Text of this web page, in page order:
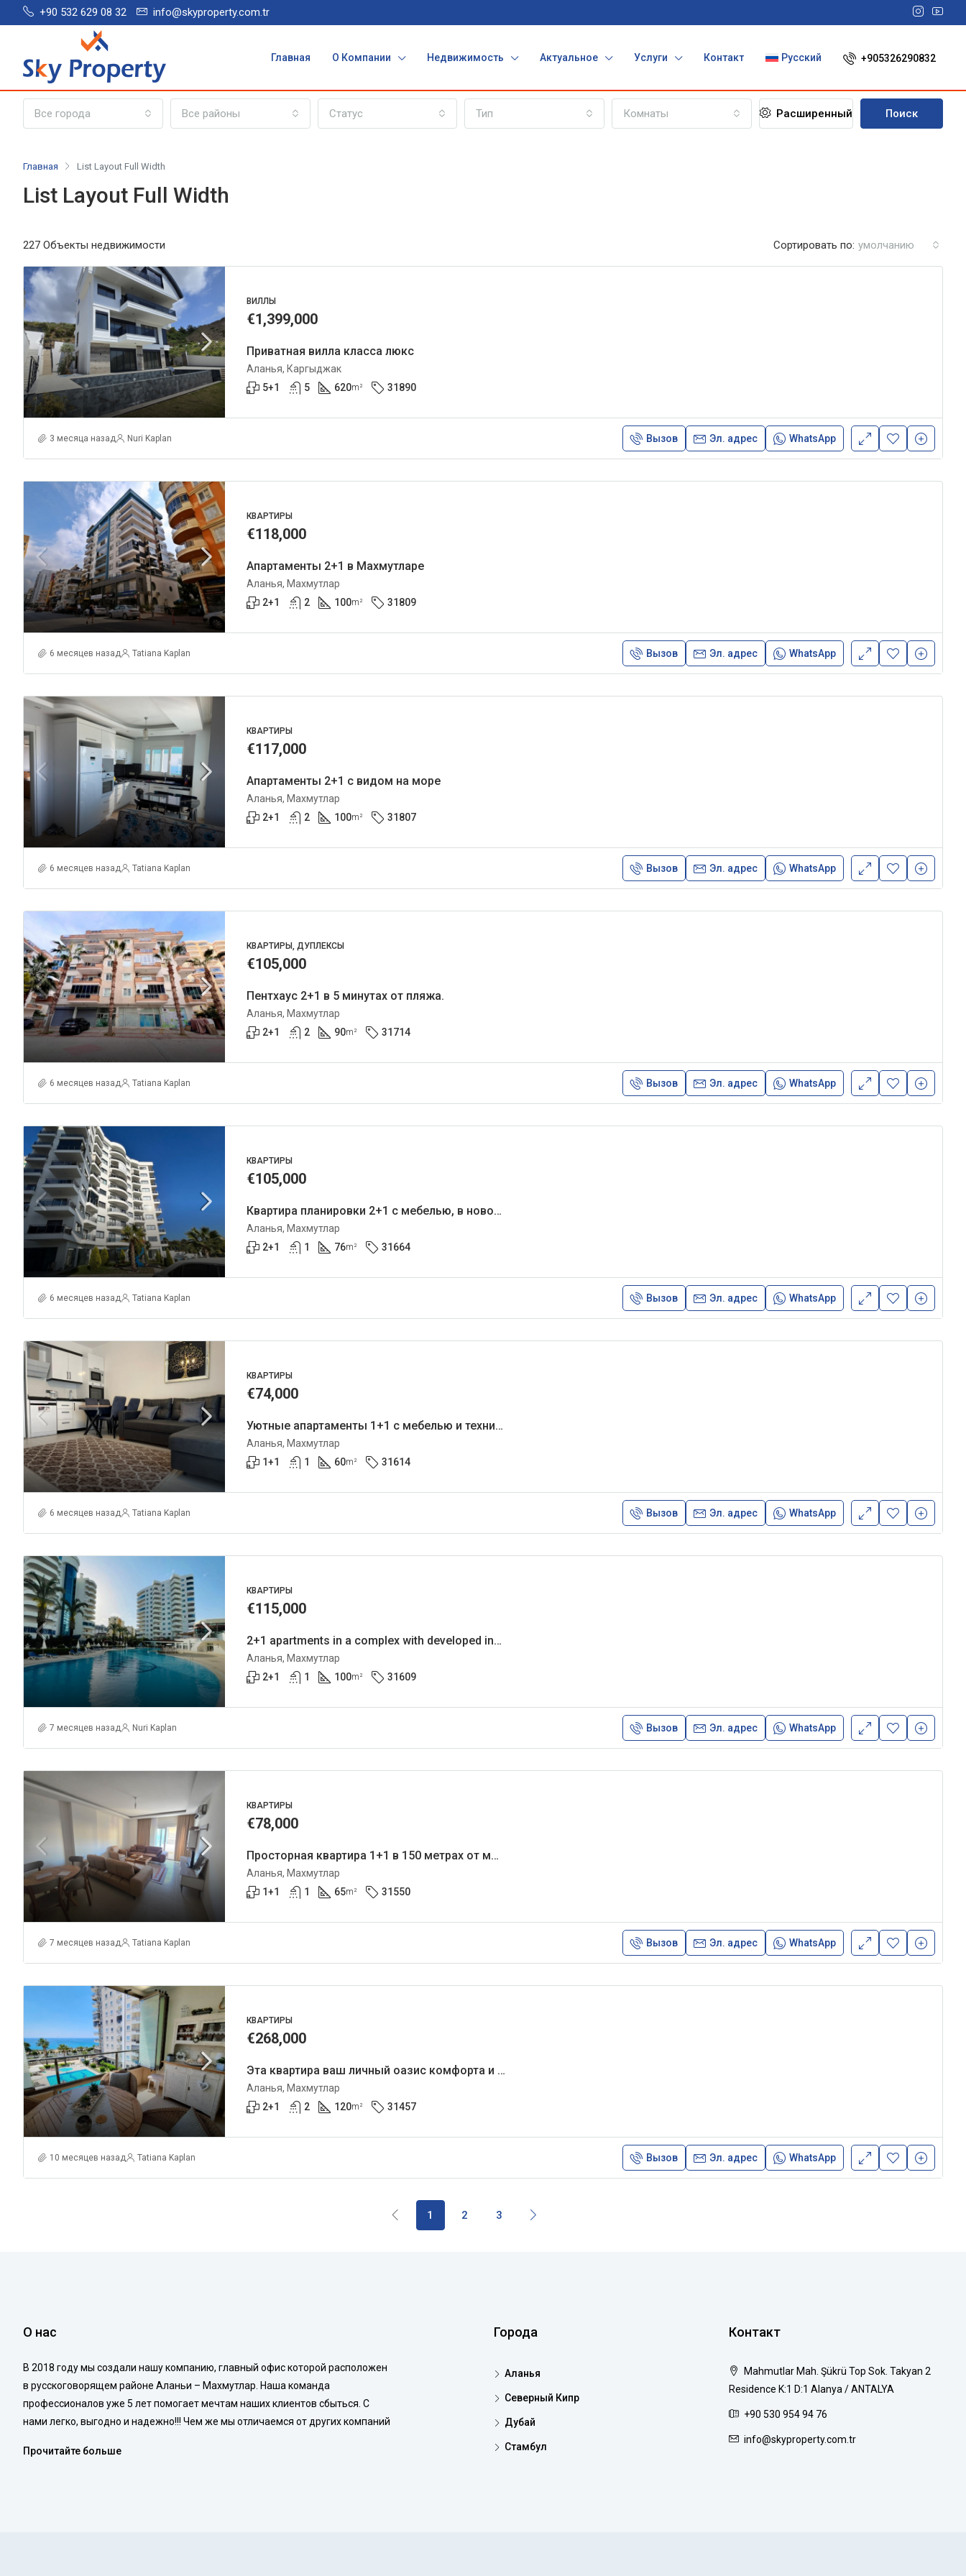
+90 532 629 08 32 info@skyproperty.com.tr
Главная О Компании Недвижимость Актуальное Услуги Контакт Русский +905326290832
Все города Все районы Статус Тип Комнаты Расширенный Поиск
Главная List Layout Full Width
List Layout Full Width
227 Объекты недвижимости Сортировать по: умолчанию
ВИЛЛЫ
€1,399,000
Приватная вилла класса люкс
Аланья, Каргыджак
5+1
5 620m² 31890
3 месяца назад Nuri Kaplan Вызов Эл. адрес WhatsApp
КВАРТИРЫ
€118,000
Апартаменты 2+1 в Махмутларе
Аланья, Махмутлар
2+1
2 100m² 31809
6 месяцев назад Tatiana Kaplan Вызов Эл. адрес WhatsApp
КВАРТИРЫ
€117,000
Апартаменты 2+1 с видом на море
Аланья, Махмутлар
2+1
2 100m² 31807
6 месяцев назад Tatiana Kaplan Вызов Эл. адрес WhatsApp
КВАРТИРЫ, ДУПЛЕКСЫ
€105,000
Пентхаус 2+1 в 5 минутах от пляжа.
Аланья, Махмутлар
2+1
2 90m² 31714
6 месяцев назад Tatiana Kaplan Вызов Эл. адрес WhatsApp
КВАРТИРЫ
€105,000
Квартира планировки 2+1 с мебелью, в новом комплексе.
Аланья, Махмутлар
2+1
1 76m² 31664
6 месяцев назад Tatiana Kaplan Вызов Эл. адрес WhatsApp
КВАРТИРЫ
€74,000
Уютные апартаменты 1+1 с мебелью и техникой
Аланья, Махмутлар
1+1
1 60m² 31614
6 месяцев назад Tatiana Kaplan Вызов Эл. адрес WhatsApp
КВАРТИРЫ
€115,000
2+1 apartments in a complex with developed infrastructure
Аланья, Махмутлар
2+1
1 100m² 31609
7 месяцев назад Nuri Kaplan Вызов Эл. адрес WhatsApp
КВАРТИРЫ
€78,000
Просторная квартира 1+1 в 150 метрах от моря
Аланья, Махмутлар
1+1
1 65m² 31550
7 месяцев назад Tatiana Kaplan Вызов Эл. адрес WhatsApp
КВАРТИРЫ
€268,000
Эта квартира ваш личный оазис комфорта и роскоши.
Аланья, Махмутлар
2+1
2 120m² 31457
10 месяцев назад Tatiana Kaplan Вызов Эл. адрес WhatsApp
1 2 3
О нас
В 2018 году мы создали нашу компанию, главный офис которой расположен
в русскоговорящем районе Аланьи – Махмутлар. Наша команда
профессионалов уже 5 лет помогает мечтам наших клиентов сбыться. С
нами легко, выгодно и надежно!!! Чем же мы отличаемся от других компаний
Прочитайте больше
Города
Аланья
Северный Кипр
Дубай
Стамбул
Контакт
Mahmutlar Mah. Şükrü Top Sok. Takyan 2
Residence K:1 D:1 Alanya / ANTALYA
+90 530 954 94 76
info@skyproperty.com.tr